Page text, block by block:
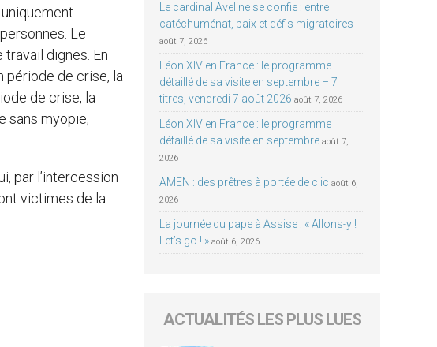
Le
dignes. En
période de crise, la
de crise, la
sans myopie,
par l’intercession
victimes de la
Le cardinal Aveline se confie : entre
catéchuménat, paix et défis migratoires
août 7, 2026
Léon XIV en France : le programme
détaillé de sa visite en septembre – 7
titres, vendredi 7 août 2026 août 7, 2026
Léon XIV en France : le programme
détaillé de sa visite en septembre août 7,
2026
AMEN : des prêtres à portée de clic août 6,
2026
La journée du pape à Assise : « Allons-y !
Let’s go ! » août 6, 2026
ACTUALITÉS LES PLUS LUES